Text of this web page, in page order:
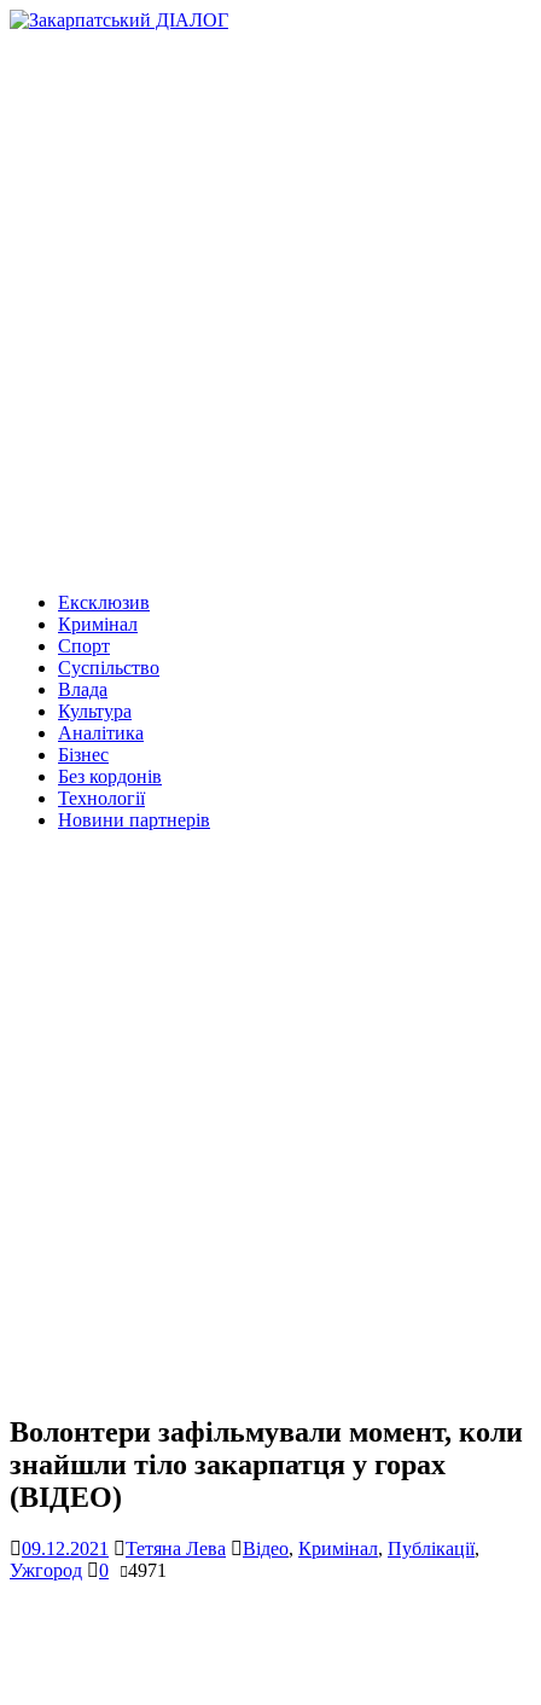
Ексклюзив
Кримінал
Спорт
Суспільство
Влада
Культура
Аналітика
Бізнес
Без кордонів
Технології
Новини партнерів
Волонтери зафільмували момент, коли
знайшли тіло закарпатця у горах
(ВІДЕО)
09.12.2021 Тетяна Лева Відео, Кримінал, Публікації,
Ужгород
0 4971